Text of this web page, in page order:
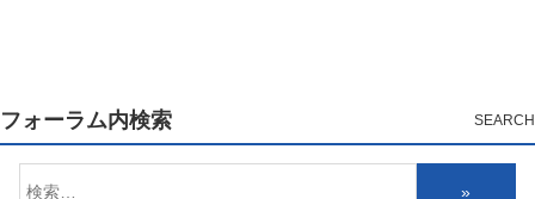
フォーラム内検索